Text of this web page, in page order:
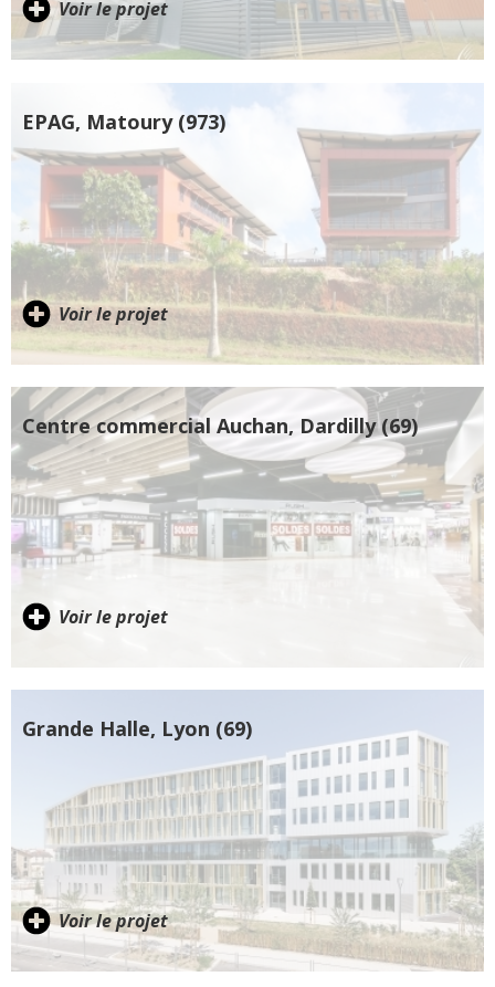
Voir le projet
EPAG, Matoury (973)
Voir le projet
Centre commercial Auchan, Dardilly (69)
Voir le projet
Grande Halle, Lyon (69)
Voir le projet